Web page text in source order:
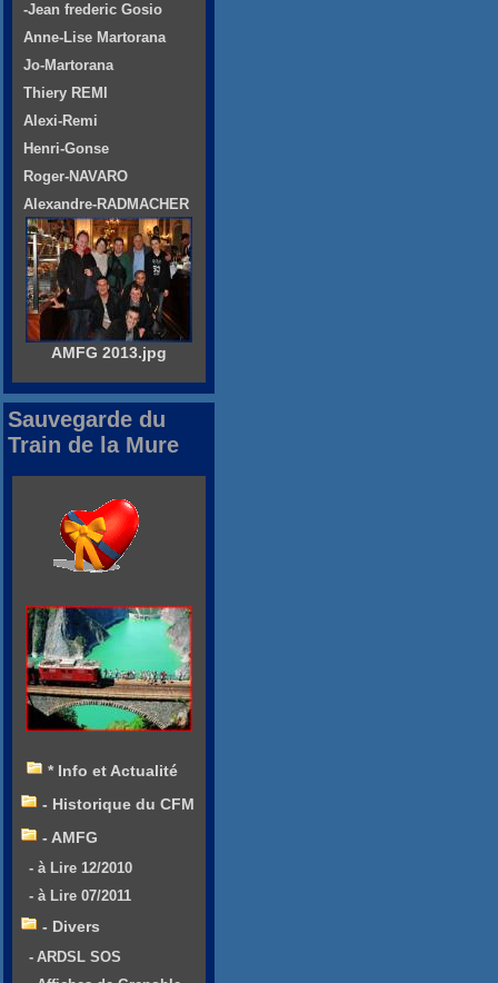
-Jean frederic Gosio
Anne-Lise Martorana
Jo-Martorana
Thiery REMI
Alexi-Remi
Henri-Gonse
Roger-NAVARO
Alexandre-RADMACHER
AMFG 2013.jpg
Sauvegarde du
Train de la Mure
* Info et Actualité
- Historique du CFM
- AMFG
- à Lire 12/2010
- à Lire 07/2011
- Divers
- ARDSL SOS